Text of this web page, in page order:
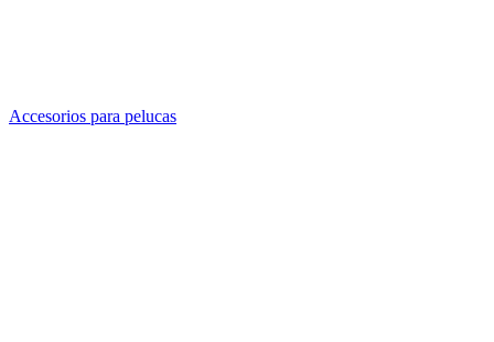
Accesorios para pelucas